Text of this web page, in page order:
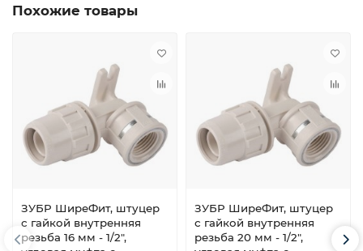
Похожие товары
ЗУБР ШиреФит, штуцер
с гайкой внутренняя
резьба 16 мм - 1/2″,
ЗУБР ШиреФит, штуцер
с гайкой внутренняя
резьба 20 мм - 1/2″,